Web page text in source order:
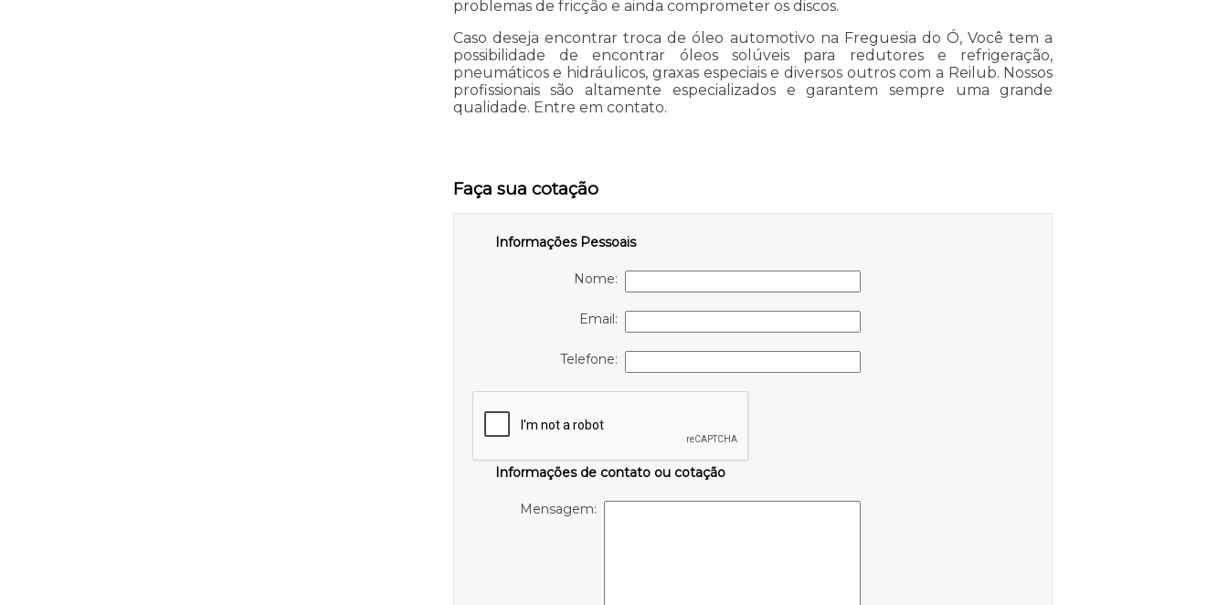
problemas de fricção e ainda comprometer os discos.
Caso deseja encontrar troca de óleo automotivo na Freguesia do Ó, Você tem a
possibilidade de encontrar óleos solúveis para redutores e refrigeração,
pneumáticos e hidráulicos, graxas especiais e diversos outros com a Reilub. Nossos
profissionais são altamente especializados e garantem sempre uma grande
qualidade. Entre em contato.
Faça sua cotação
Informações Pessoais
Nome:
Email:
Telefone:
Informações de contato ou cotação
Mensagem: